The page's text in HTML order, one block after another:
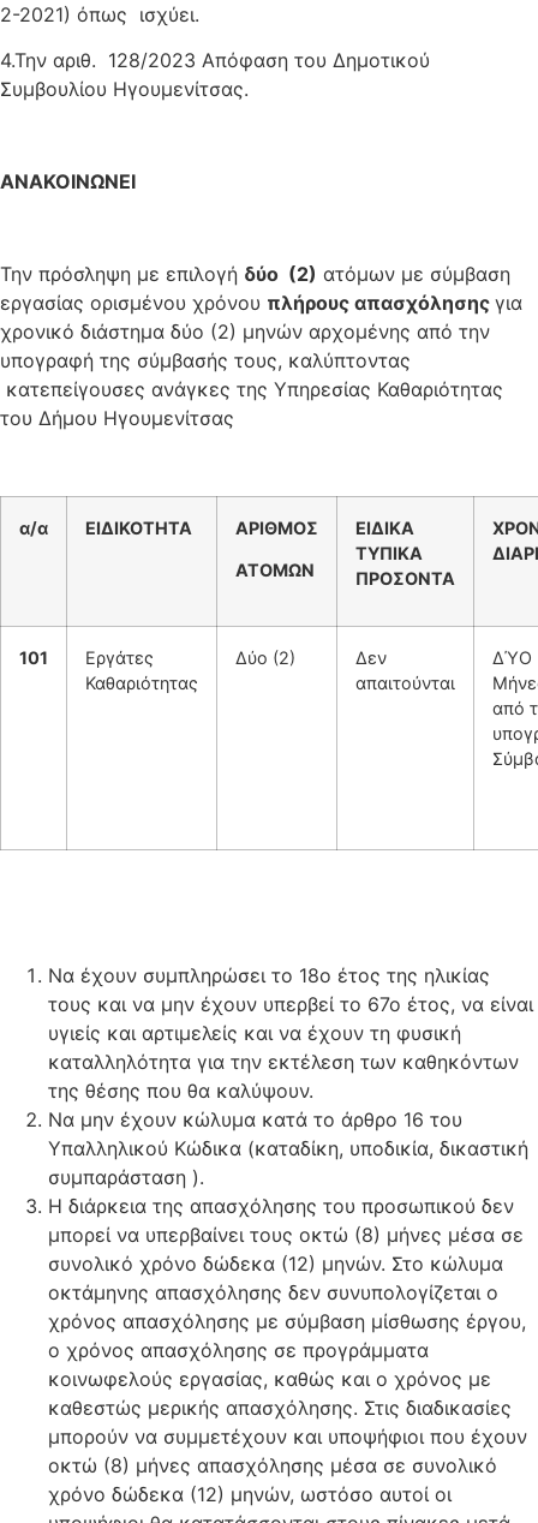
2-2021) όπως ισχύει.
4.Την αριθ. 128/2023 Απόφαση του Δημοτικού
Συμβουλίου Ηγουμενίτσας.
ΑΝΑΚΟΙΝΩΝΕΙ
Την πρόσληψη με επιλογή δύο (2) ατόμων με σύμβαση
εργασίας ορισμένου χρόνου πλήρους απασχόλησης για
χρονικό διάστημα δύο (2) μηνών αρχομένης από την
υπογραφή της σύμβασής τους, καλύπτοντας
κατεπείγουσες ανάγκες της Υπηρεσίας Καθαριότητας
του Δήμου Ηγουμενίτσας
α/α ΕΙΔΙΚΟΤΗΤΑ ΑΡΙΘΜΟΣ
ΑΤΟΜΩΝ
ΕΙΔΙΚΑ
ΤΥΠΙΚΑ
ΠΡΟΣΟΝΤΑ
101
Εργάτες
Καθαριότητας
Δύο (2)
Δεν
απαιτούνται
ΔΎΟ
από
Να έχουν συμπληρώσει το 18ο έτος της ηλικίας
τους και να μην έχουν υπερβεί το 67ο έτος, να είναι
υγιείς και αρτιμελείς και να έχουν τη φυσική
καταλληλότητα για την εκτέλεση των καθηκόντων
της θέσης που θα καλύψουν.
Να μην έχουν κώλυμα κατά το άρθρο 16 του
Υπαλληλικού Κώδικα (καταδίκη, υποδικία, δικαστική
συμπαράσταση ).
Η διάρκεια της απασχόλησης του προσωπικού δεν
μπορεί να υπερβαίνει τους οκτώ (8) μήνες μέσα σε
συνολικό χρόνο δώδεκα (12) μηνών. Στο κώλυμα
οκτάμηνης απασχόλησης δεν συνυπολογίζεται ο
χρόνος απασχόλησης με σύμβαση μίσθωσης έργου,
ο χρόνος απασχόλησης σε προγράμματα
κοινωφελούς εργασίας, καθώς και ο χρόνος με
καθεστώς μερικής απασχόλησης. Στις διαδικασίες
μπορούν να συμμετέχουν και υποψήφιοι που έχουν
οκτώ (8) μήνες απασχόλησης μέσα σε συνολικό
χρόνο δώδεκα (12) μηνών, ωστόσο αυτοί οι